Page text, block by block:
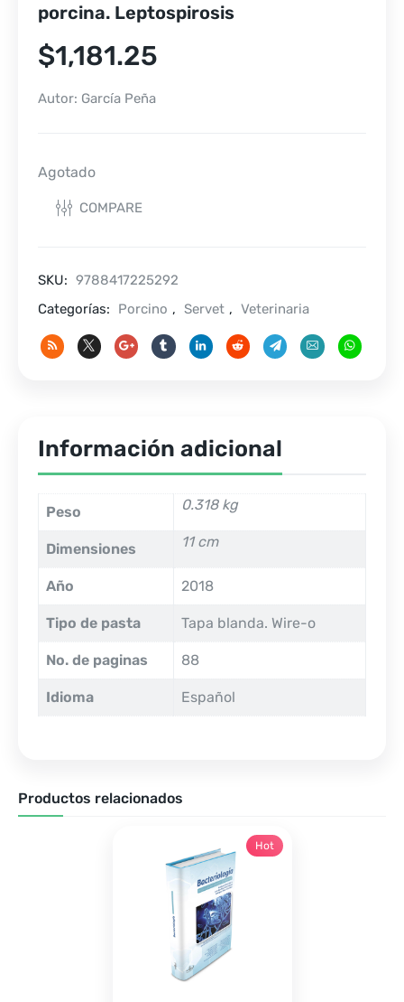
porcina. Leptospirosis
$1,181.25
Autor: García Peña
Agotado
COMPARE
SKU: 9788417225292
Categorías:
Porcino , Servet , Veterinaria
Información adicional
Peso 0.318 kg
Dimensiones 11 cm
Año 2018
Tipo de pasta Tapa blanda. Wire-o
No. de paginas 88
Idioma Español
Productos relacionados
Hot